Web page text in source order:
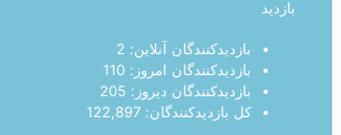
بازدید
بازدیدکنندگان آنلاین: 2
بازدیدکنندگان امروز: 110
بازدیدکنندگان دیروز: 205
کل بازدیدکنند‌گان: 122,897